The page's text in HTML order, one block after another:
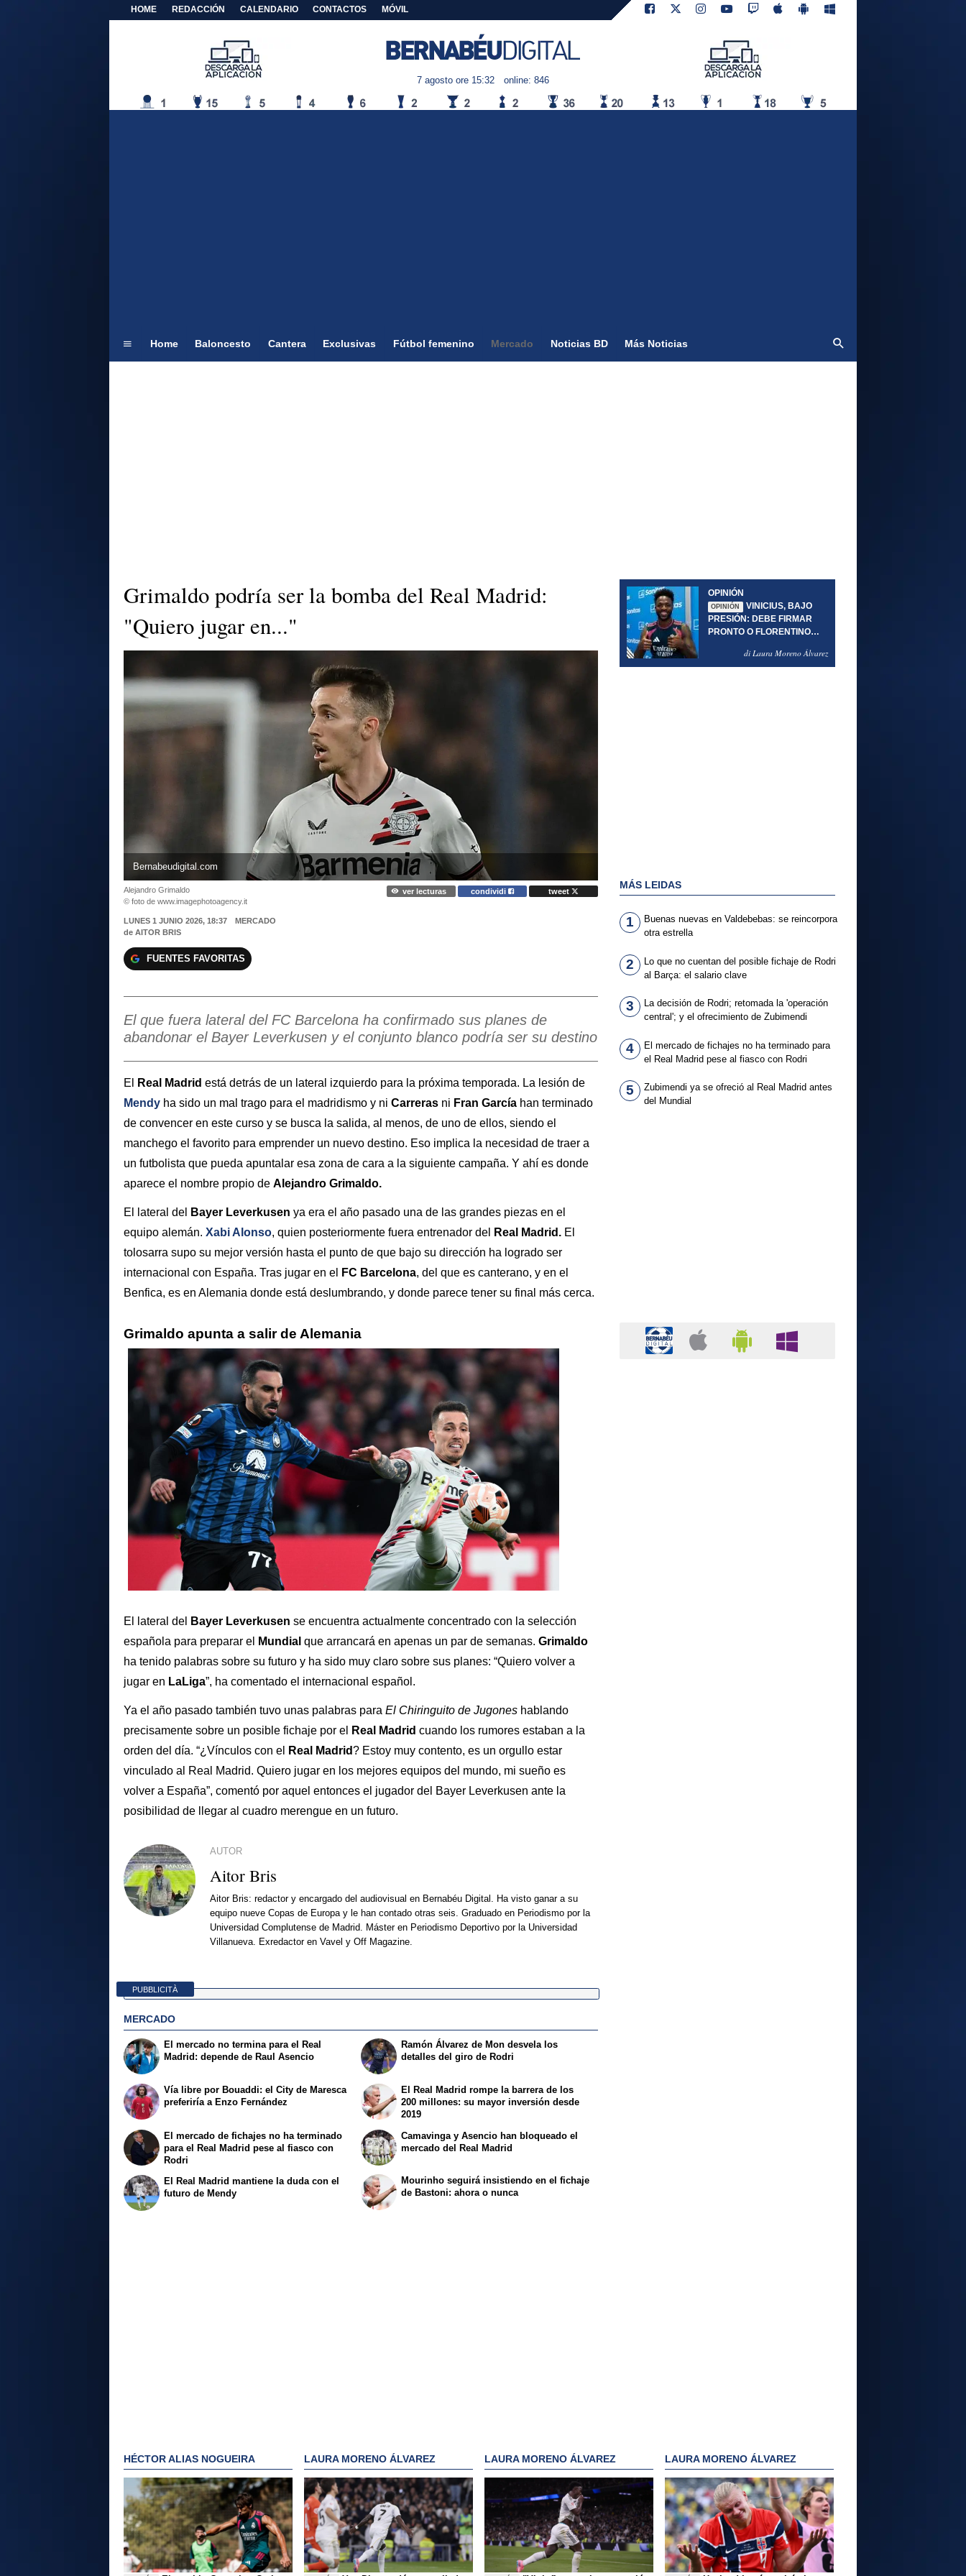
HOME REDACCIÓN CALENDARIO CONTACTOS MÓVIL
7 agosto ore 15:32 online: 846
Home Baloncesto Cantera Exclusivas Fútbol femenino Mercado Noticias BD Más Noticias
Grimaldo podría ser la bomba del Real Madrid:
"Quiero jugar en..."
Bernabeudigital.com
Alejandro Grimaldo
© foto de www.imagephotoagency.it
ver lecturas condividi tweet
LUNES 1 JUNIO 2026, 18:37
MERCADO
de AITOR BRIS
FUENTES FAVORITAS
El que fuera lateral del FC Barcelona ha confirmado sus planes de
abandonar el Bayer Leverkusen y el conjunto blanco podría ser su destino
El Real Madrid está detrás de un lateral izquierdo para la próxima temporada. La lesión de
Mendy ha sido un mal trago para el madridismo y ni Carreras ni Fran García han terminado
de convencer en este curso y se busca la salida, al menos, de uno de ellos, siendo el
manchego el favorito para emprender un nuevo destino. Eso implica la necesidad de traer a
un futbolista que pueda apuntalar esa zona de cara a la siguiente campaña. Y ahí es donde
aparece el nombre propio de Alejandro Grimaldo.
El lateral del Bayer Leverkusen ya era el año pasado una de las grandes piezas en el
equipo alemán. Xabi Alonso, quien posteriormente fuera entrenador del Real Madrid. El
tolosarra supo su mejor versión hasta el punto de que bajo su dirección ha logrado ser
internacional con España. Tras jugar en el
FC Barcelona, del que es canterano, y en el
Benfica, es en Alemania donde está deslumbrando, y donde parece tener su final más cerca.
Grimaldo apunta a salir de Alemania
El lateral del Bayer Leverkusen se encuentra actualmente concentrado con la selección
española para preparar el
Mundial que arrancará en apenas un par de semanas. Grimaldo
ha tenido palabras sobre su futuro y ha sido muy claro sobre sus planes: “Quiero volver a
jugar en LaLiga”, ha comentado el internacional español.
Ya el año pasado también tuvo unas palabras para El Chiringuito de Jugones hablando
precisamente sobre un posible fichaje por el
Real Madrid cuando los rumores estaban a la
orden del día. “¿Vínculos con el
Real Madrid? Estoy muy contento, es un orgullo estar
vinculado al Real Madrid. Quiero jugar en los mejores equipos del mundo, mi sueño es
volver a España”, comentó por aquel entonces el jugador del Bayer Leverkusen ante la
posibilidad de llegar al cuadro merengue en un futuro.
AUTOR
Aitor Bris
Aitor Bris: redactor y encargado del audiovisual en Bernabéu Digital. Ha visto ganar a su
equipo nueve Copas de Europa y le han contado otras seis. Graduado en Periodismo por la
Universidad Complutense de Madrid. Máster en Periodismo Deportivo por la Universidad
Villanueva. Exredactor en Vavel y Off Magazine.
PUBBLICITÀ
MERCADO
El mercado no termina para el Real
Madrid: depende de Raul Asencio
Vía libre por Bouaddi: el City de Maresca
preferiría a Enzo Fernández
Ramón Álvarez de Mon desvela los
detalles del giro de Rodri
El Real Madrid rompe la barrera de los
200 millones: su mayor inversión desde
2019
El mercado de fichajes no ha terminado
para el Real Madrid pese al fiasco con
Rodri
El Real Madrid mantiene la duda con el
futuro de Mendy
Camavinga y Asencio han bloqueado el
mercado del Real Madrid
Mourinho seguirá insistiendo en el fichaje
de Bastoni: ahora o nunca
OPINIÓN
OPINIÓN
VINICIUS, BAJO
PRESIÓN: DEBE FIRMAR
PRONTO O FLORENTINO
di Laura Moreno Álvarez
MÁS LEIDAS
1
Buenas nuevas en Valdebebas: se reincorpora
otra estrella
2
Lo que no cuentan del posible fichaje de Rodri
al Barça: el salario clave
3
La decisión de Rodri; retomada la 'operación
central'; y el ofrecimiento de Zubimendi
4
El mercado de fichajes no ha terminado para
el Real Madrid pese al fiasco con Rodri
5
Zubimendi ya se ofreció al Real Madrid antes
del Mundial
HÉCTOR ALIAS NOGUEIRA LAURA MORENO ÁLVAREZ LAURA MORENO ÁLVAREZ LAURA MORENO ÁLVAREZ